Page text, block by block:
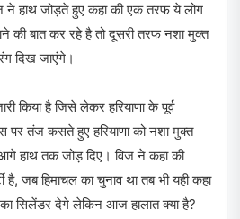
ने हाथ जोड़ते हुए कहा की एक तरफ ये लोग
की बात कर रहे है तो दूसरी तरफ नशा मुक्त
रंग दिख जाएंगे।
किया है जिसे लेकर हरियाणा के पूर्व
पर तंज कसते हुए हरियाणा को नशा मुक्त
हाथ तक जोड़ दिए। विज ने कहा की
जब हिमाचल का चुनाव था तब भी यही कहा
सिलेंडर देगे लेकिन आज हालात क्या है?